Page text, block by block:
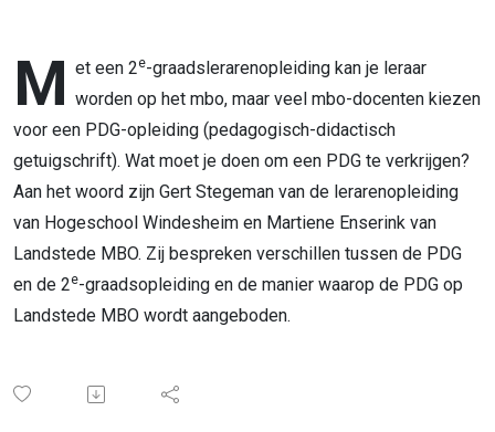
M et een 2e-graadslerarenopleiding kan je leraar
worden op het mbo, maar veel mbo-docenten kiezen
voor een PDG-opleiding (pedagogisch-didactisch
getuigschrift). Wat moet je doen om een PDG te verkrijgen?
Aan het woord zijn Gert Stegeman van de lerarenopleiding
van Hogeschool Windesheim en Martiene Enserink van
Landstede MBO. Zij bespreken verschillen tussen de PDG
en de 2e-graadsopleiding en de manier waarop de PDG op
Landstede MBO wordt aangeboden.